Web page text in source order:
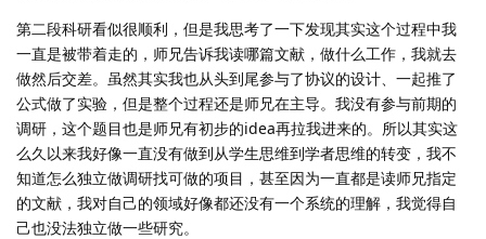
第二段科研看似很顺利，但是我思考了一下发现其实这个过程中我
一直是被带着走的，师兄告诉我读哪篇文献，做什么工作，我就去
做然后交差。虽然其实我也从头到尾参与了协议的设计、一起推了
公式做了实验，但是整个过程还是师兄在主导。我没有参与前期的
调研，这个题目也是师兄有初步的idea再拉我进来的。所以其实这
么久以来我好像一直没有做到从学生思维到学者思维的转变，我不
知道怎么独立做调研找可做的项目，甚至因为一直都是读师兄指定
的文献，我对自己的领域好像都还没有一个系统的理解，我觉得自
己也没法独立做一些研究。